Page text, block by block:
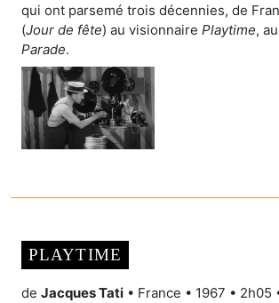
qui ont parsemé trois décennies, de
(Jour de fête) au visionnaire Playtime,
Parade.
PLAYTIME
de Jacques Tati • France • 1967 • 2h05